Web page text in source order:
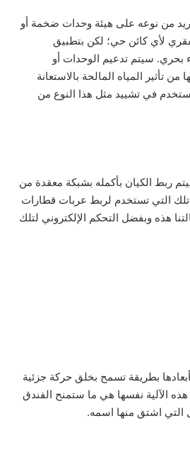
من نوعه على هيئة وحدات ضخمة أو
لأي كائن حي؛ لكن بتطبيق
بحري. سيتم تدعيم الوحدات أو
من تأثير المياه المالحة بالاستعانة
في تشييد مثل هذا النوع من
ربط الكيان بأكمله بشبكة معقدة من
تلك التي تستخدم لربط عربات قطارات
هذه وبفضل التحكم الإلكتروني لتلك
بطريقة تسمح بخلق حركة جزئية
الآلية نفسها هي ما ستمنح الفندق
التي اشتق منها اسمه.